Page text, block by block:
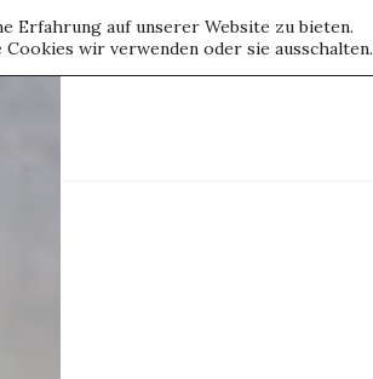
Erfahrung auf unserer Website zu bieten.
wir verwenden oder sie ausschalten.